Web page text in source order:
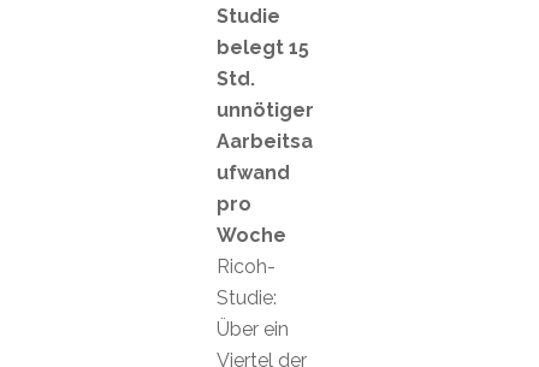
Studie
belegt 15
Std.
unnötiger
Aarbeitsa
ufwand
pro
Woche
Ricoh-
Studie:
Über ein
Viertel der